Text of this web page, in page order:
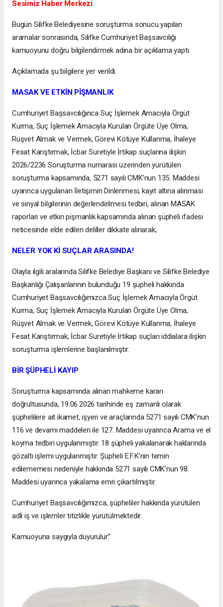
Sesimiz Haber Merkezi
Bugün Silifke Belediyesine soruşturma sonucu yapılan
aramalar sonrasında, Silifke Cumhuriyet Başsavcılığı
kamuoyunu doğru bilgilendirmek adına bir açıklama yaptı.
Açıklamada şu bilgilere yer verildi:
MASAK VE ETKİN PİŞMANLIK
Cumhuriyet Başsavcılığınca Suç İşlemek Amacıyla Örgüt
Kurma, Suç İşlemek Amacıyla Kurulan Örgüte Üye Olma,
Rüşvet Almak ve Vermek, Görevi Kötüye Kullanma, İhaleye
Fesat Karıştırmak, İcbar Suretiyle İrtikap suçlarına ilişkin
2026/2236 Soruşturma numarası üzerinden yürütülen
soruşturma kapsamında, 5271 sayılı CMK’nun 135. Maddesi
uyarınca uygulanan İletişimin Dinlenmesi, kayıt altına alınması
ve sinyal bilgilerinin değerlendirilmesi tedbiri, alınan MASAK
raporları ve etkin pişmanlık kapsamında alınan şüpheli ifadesi
neticesinde elde edilen deliller dikkate alınarak;
NELER YOK Kİ SUÇLAR ARASINDA!
Olayla ilgili aralarında Silifke Belediye Başkanı ve Silifke Belediye
Başkanlığı Çalışanlarının bulunduğu 19 şüpheli hakkında
Cumhuriyet Başsavcılığımızca Suç İşlemek Amacıyla Örgüt
Kurma, Suç İşlemek Amacıyla Kurulan Örgüte Üye Olma,
Rüşvet Almak ve Vermek, Görevi Kötüye Kullanma, İhaleye
Fesat Karıştırmak, İcbar Suretiyle İrtikap suçları iddialara ilişkin
soruşturma işlemlerine başlanılmıştır.
BİR ŞÜPHELİ KAYIP
Soruşturma kapsamında alınan mahkeme kararı
doğrultusunda, 19.06.2026 tarihinde eş zamanlı olarak
şüphelilere ait ikamet, işyeri ve araçlarında 5271 sayılı CMK’nun
116 ve devamı maddeleri ile 127. Maddesi uyarınca Arama ve el
koyma tedbiri uygulanmıştır. 18 şüpheli yakalanarak haklarında
gözaltı işlemi uygulanmıştır. Şüpheli E.F.K’nin temin
edilememesi nedeniyle hakkında 5271 sayılı CMK’nun 98.
Maddesi uyarınca yakalama emri çıkartılmıştır.
Cumhuriyet Başsavcılığımızca, şüpheliler hakkında yürütülen
adli iş ve işlemler titizlikle yürütülmektedir.
Kamuoyuna saygıyla duyurulur.”